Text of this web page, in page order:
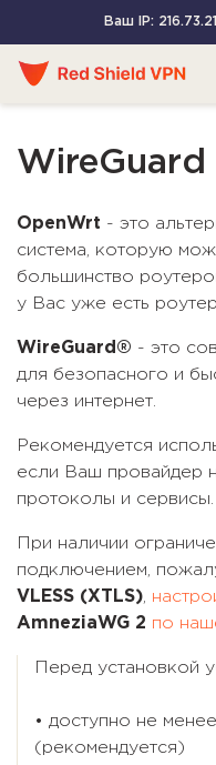
Ваш IP:
OpenWrt - это
система, которую
большинство
у Вас уже есть
WireGuard® - это
для безопасного и
через интернет.
Рекомендуется
если Ваш провайдер
протоколы и сервисы.
При наличии
подключением,
VLESS (XTLS),
AmneziaWG 2 по
Перед установкой
• доступно не менее
(рекомендуется)